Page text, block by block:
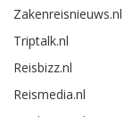
Zakenreisnieuws.nl
Triptalk.nl
Reisbizz.nl
Reismedia.nl